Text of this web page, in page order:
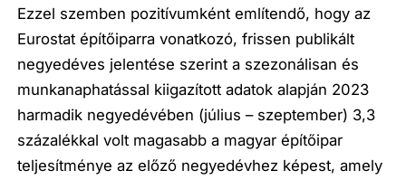
Ezzel szemben pozitívumként említendő, hogy az
Eurostat építőiparra vonatkozó, frissen publikált
negyedéves jelentése szerint a szezonálisan és
munkanaphatással kiigazított adatok alapján 2023
harmadik negyedévében (július – szeptember) 3,3
százalékkal volt magasabb a magyar építőipar
teljesítménye az előző negyedévhez képest, amely